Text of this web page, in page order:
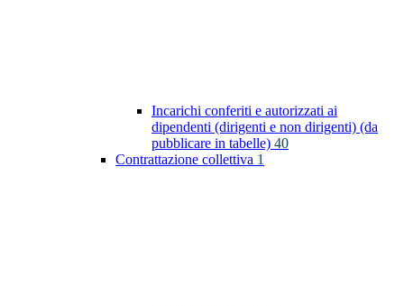
Incarichi conferiti e autorizzati ai
dipendenti (dirigenti e non dirigenti) (da
pubblicare in tabelle) 40
Contrattazione collettiva 1